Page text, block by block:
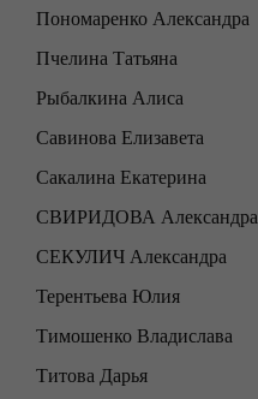
Пономаренко Александра
Пчелина Татьяна
Рыбалкина Алиса
Савинова Елизавета
Сакалина Екатерина
СВИРИДОВА Александра
СЕКУЛИЧ Александра
Терентьева Юлия
Тимошенко Владислава
Титова Дарья